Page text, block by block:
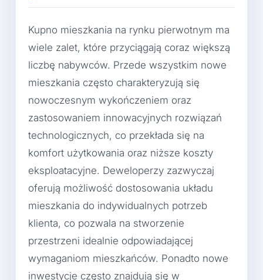
Kupno mieszkania na rynku pierwotnym ma
wiele zalet, które przyciągają coraz większą
liczbę nabywców. Przede wszystkim nowe
mieszkania często charakteryzują się
nowoczesnym wykończeniem oraz
zastosowaniem innowacyjnych rozwiązań
technologicznych, co przekłada się na
komfort użytkowania oraz niższe koszty
eksploatacyjne. Deweloperzy zazwyczaj
oferują możliwość dostosowania układu
mieszkania do indywidualnych potrzeb
klienta, co pozwala na stworzenie
przestrzeni idealnie odpowiadającej
wymaganiom mieszkańców. Ponadto nowe
inwestycje często znajdują się w